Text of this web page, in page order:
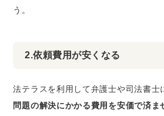
う。
2.依頼費用が安くなる
法テラスを利用して弁護士や司法書士
問題の解決にかかる費用を安価で済ま